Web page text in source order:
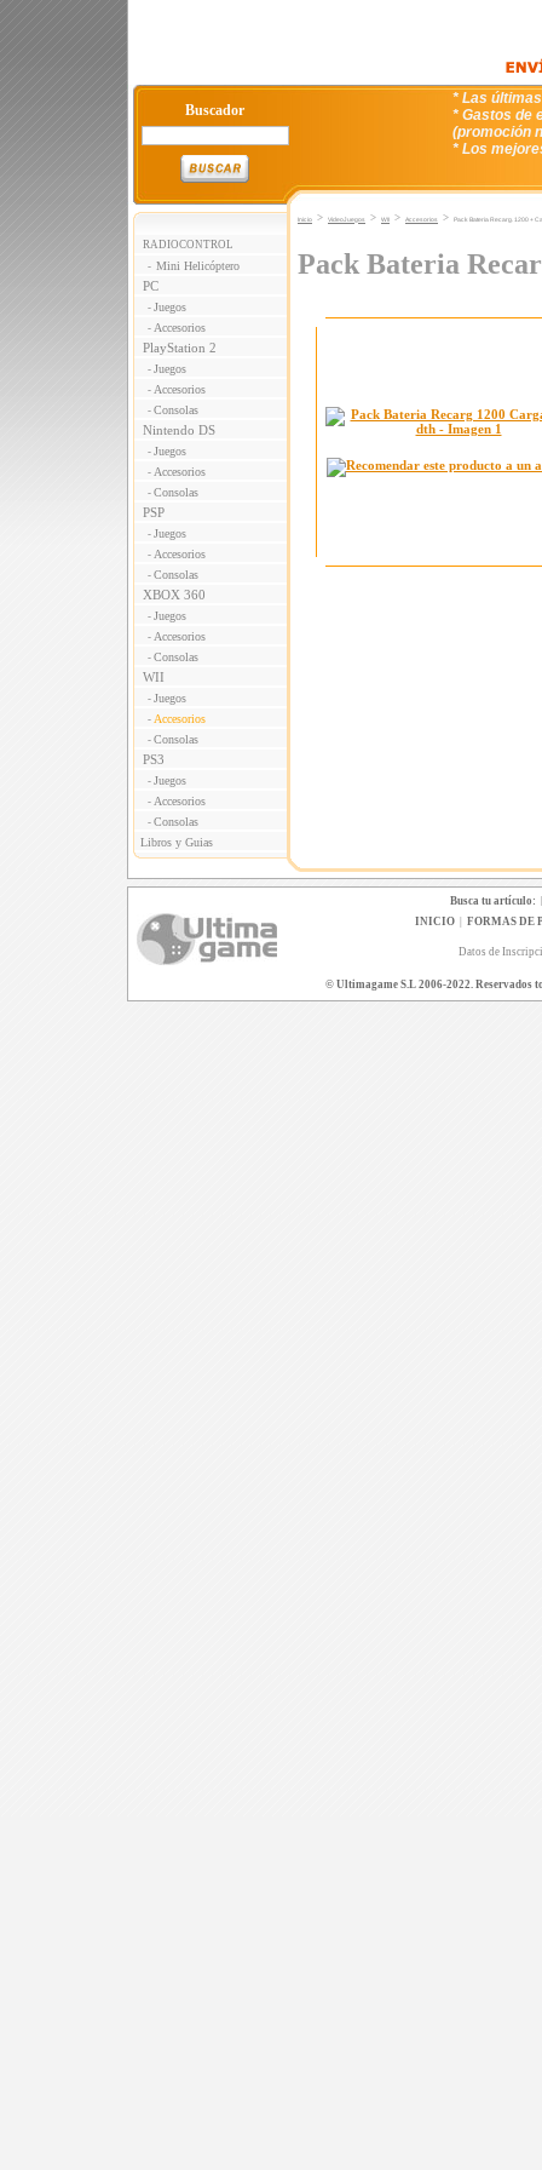
Buscador
* Las
* Gastos de
(promoción
* Los
RADIOCONTROL
- Mini Helicóptero
PC
- Juegos
- Accesorios
PlayStation 2
- Juegos
- Accesorios
- Consolas
Nintendo DS
- Juegos
- Accesorios
- Consolas
PSP
- Juegos
- Accesorios
- Consolas
XBOX 360
- Juegos
- Accesorios
- Consolas
WII
- Juegos
- Accesorios
- Consolas
PS3
- Juegos
- Accesorios
- Consolas
Libros y Guias
Inicio > VideoJuegos > WII > Accesorios > Pack Bateria Recarg. 1200 +
Pack Bateria
Busca tu artículo:
INICIO| FORMAS DE
Datos de
© Ultimagame S.L 2006-2022. Reservados